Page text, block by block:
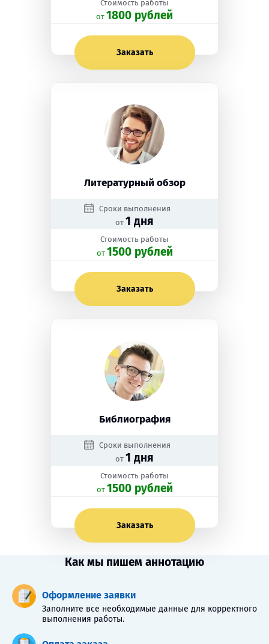
Стоимость работы
oт 1800 рублей
Заказать
Литературный обзор
Сроки выполнения
от 1 дня
Стоимость работы
oт 1500 рублей
Заказать
Библиография
Сроки выполнения
от 1 дня
Стоимость работы
oт 1500 рублей
Заказать
Как мы пишем аннотацию
Оформление заявки
Заполните все необходимые данные для корректного
выполнения работы.